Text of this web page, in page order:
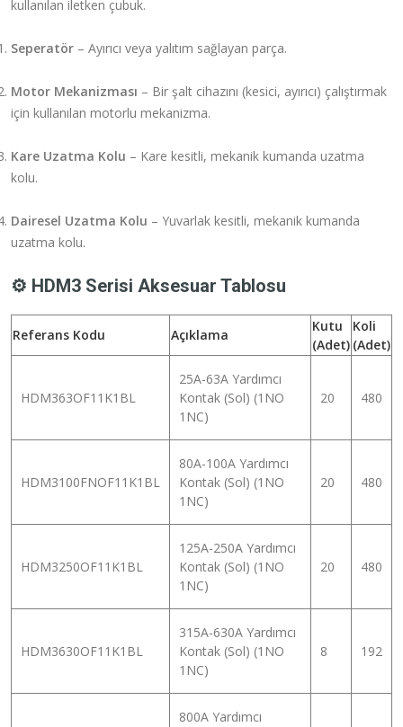
kullanılan iletken çubuk.
Seperatör – Ayırıcı veya yalıtım sağlayan parça.
Motor Mekanizması – Bir şalt cihazını (kesici, ayırıcı) çalıştırmak
için kullanılan motorlu mekanizma.
Kare Uzatma Kolu – Kare kesitli, mekanik kumanda uzatma
kolu.
Dairesel Uzatma Kolu – Yuvarlak kesitli, mekanik kumanda
uzatma kolu.
⚙️ HDM3 Serisi Aksesuar Tablosu
Referans Kodu Açıklama
Kutu
(Adet)
Koli
(Adet)
HDM363OF11K1BL
25A-63A Yardımcı
Kontak (Sol) (1NO
1NC)
20 480
HDM3100FNOF11K1BL
80A-100A Yardımcı
Kontak (Sol) (1NO
1NC)
20 480
HDM3250OF11K1BL
125A-250A Yardımcı
Kontak (Sol) (1NO
1NC)
20 480
HDM3630OF11K1BL
315A-630A Yardımcı
Kontak (Sol) (1NO
1NC)
8 192
800A Yardımcı